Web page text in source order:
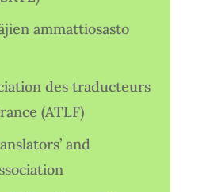
ammattiosasto
des traducteurs
(ATLF)
and